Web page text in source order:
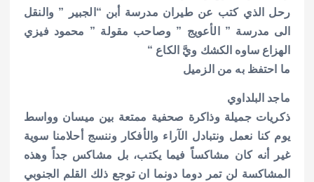
رحل الذي كتب عن طيران مدرسة أبن “الجبير ” والنقل
الى مدرسة ” الأعويج ” وصاحب مقولة ” محمود فيزي
الهزاع ساوه الكشك ويَّ الكاع “
ما احتفظ به من الزميل
ماجد البلداوي
ذكريات جميلة وذاكرة صحفية ممتعة بين ميسان وواسط
يوم كنا نعمل ونتبادل الآراء والأفكار وننسج أحلامنا سوية
غير أنه كان مشاكساً فيما يكتب، بل مشاكس جداً وهذه
المشاكسة لن تمر دوما دونما ان توجع ذلك القلم الجنوبي